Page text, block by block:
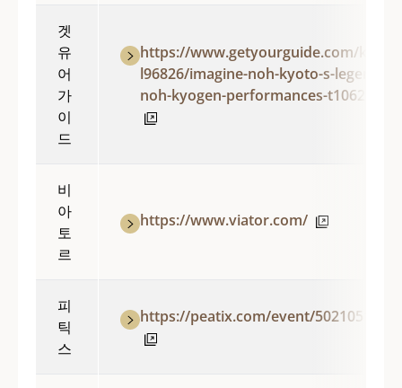
겟
유
어
가
이
드
https://www.getyourguide.com/kyoto-
l96826/imagine-noh-kyoto-s-
noh-kyogen-performances-t1062251/
비
아
토
르
https://www.viator.com/
피
틱
스
https://peatix.com/event/5021051/